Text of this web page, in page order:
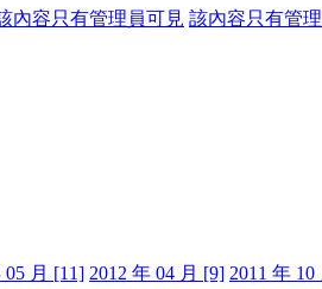
內容只有管理員可見 該內容只有管
05 月 [11] 2012 年 04 月 [9] 2011 年 10